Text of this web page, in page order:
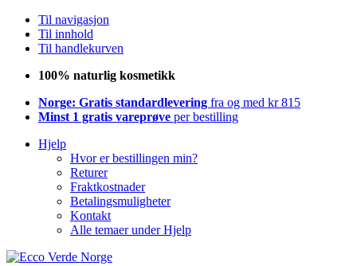
Til navigasjon
Til innhold
Til handlekurven
100% naturlig kosmetikk
Norge: Gratis standardlevering fra og med kr 815
Minst 1 gratis vareprøve per bestilling
Hjelp
Hvor er bestillingen min?
Returer
Fraktkostnader
Betalingsmuligheter
Kontakt
Alle temaer under Hjelp